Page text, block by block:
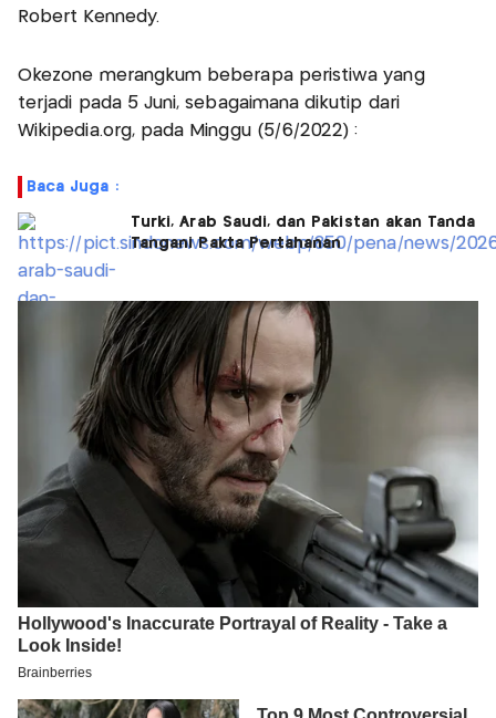
Robert Kennedy.
Okezone merangkum beberapa peristiwa yang
terjadi pada 5 Juni, sebagaimana dikutip dari
Wikipedia.org, pada Minggu (5/6/2022) :
Baca Juga :
Turki, Arab Saudi, dan Pakistan akan Tanda
Tangani Pakta Pertahanan